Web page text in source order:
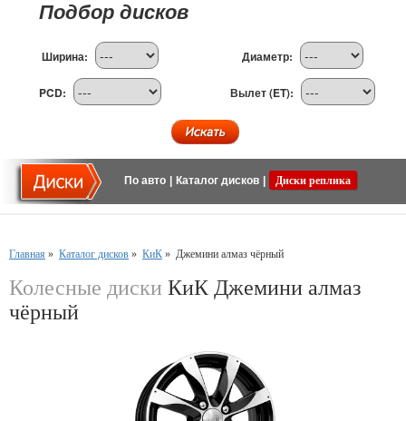
Подбор дисков
Ширина: Диаметр:
PCD: Вылет (ET):
По авто Каталог дисков Диски реплика
Главная » Каталог дисков » КиК » Джемини алмаз чёрный
Колесные диски КиК Джемини алмаз
чёрный